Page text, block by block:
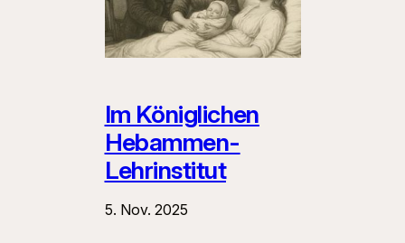
Im Königlichen
Hebammen-
Lehrinstitut
5. Nov. 2025